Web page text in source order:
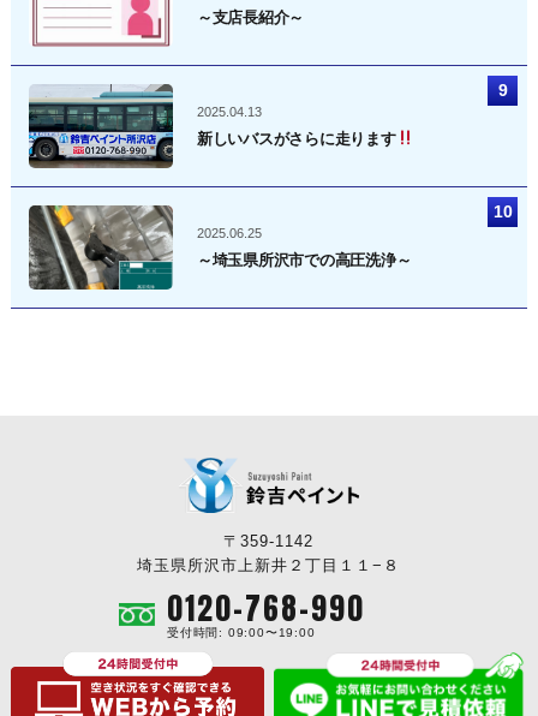
～支店長紹介～
2025.04.13
新しいバスがさらに走ります
2025.06.25
～埼玉県所沢市での高圧洗浄～
〒359-1142
埼玉県所沢市上新井２丁目１１−８
0120-768-990
受付時間: 09:00〜19:00